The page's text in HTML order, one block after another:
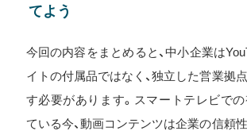
てよう
今回の内容をまとめると、中小企業は
イトの付属品ではなく、独立した営業拠
す必要があります。スマートテレビで
ている今、動画コンテンツは企業の信頼